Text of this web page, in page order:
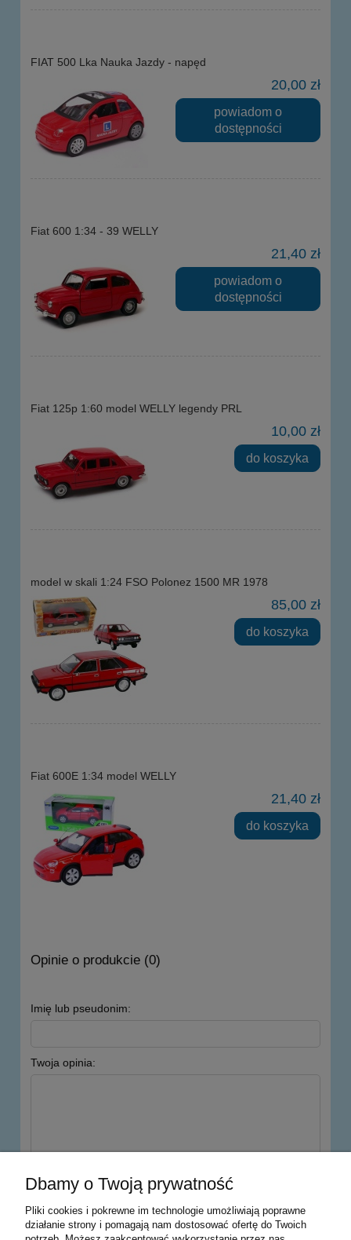
FIAT 500 Lka Nauka Jazdy - napęd
20,00 zł
powiadom o
dostępności
Fiat 600 1:34 - 39 WELLY
21,40 zł
powiadom o
dostępności
Fiat 125p 1:60 model WELLY legendy PRL
10,00 zł
do koszyka
model w skali 1:24 FSO Polonez 1500 MR 1978
85,00 zł
do koszyka
Fiat 600E 1:34 model WELLY
21,40 zł
do koszyka
Opinie o produkcie (0)
Imię lub pseudonim:
Twoja opinia:
Dbamy o Twoją prywatność
Pliki cookies i pokrewne im technologie umożliwiają poprawne
działanie strony i pomagają nam dostosować ofertę do Twoich